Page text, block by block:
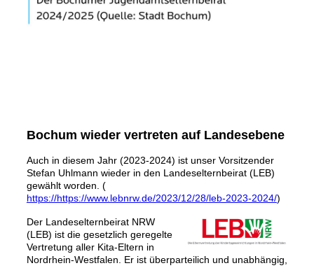
Bochum wieder vertreten auf Landesebene
Auch in diesem Jahr (2023-2024) ist unser Vorsitzender
Stefan Uhlmann wieder in den Landeselternbeirat (LEB)
gewählt worden. (
https://https://www.lebnrw.de/2023/12/28/leb-2023-2024/)
Der Landeselternbeirat NRW
(LEB) ist die gesetzlich geregelte
Vertretung aller Kita-Eltern in
Nordrhein-Westfalen. Er ist überparteilich und unabhängig,